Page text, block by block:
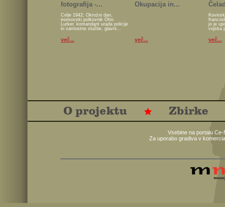
fotografija -...
Celje 1942; Okrožni dan,
esesovski polkovnik Otto
Lurker, komandant urada policije
in varnostne službe, glavni...
več...
Okupacija in...
več...
jo je
vojska
več...
Vsebine na portalu
Za uporabo gradiva v